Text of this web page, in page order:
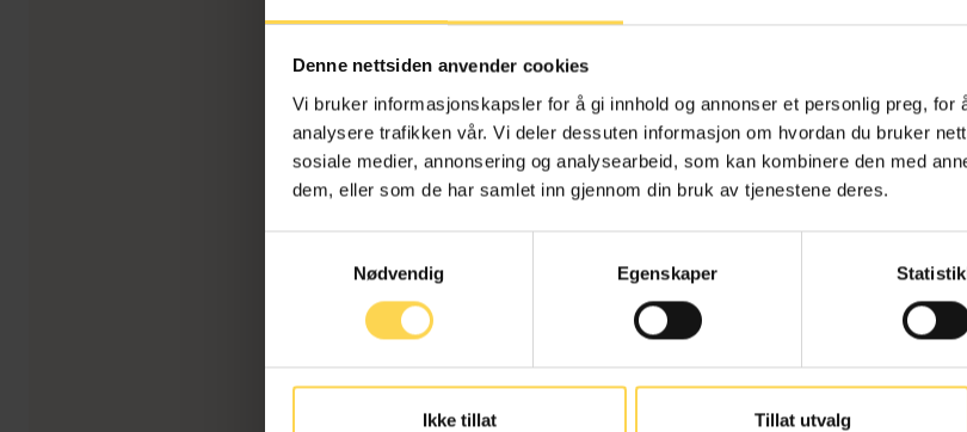
Denne nettsiden anvender cookies
Vi bruker informasjonskapsler for å gi innhold og annonser et personlig preg,
analysere trafikken vår. Vi deler dessuten informasjon om hvordan du bruker
sosiale medier, annonsering og analysearbeid, som kan kombinere den med
dem, eller som de har samlet inn gjennom din bruk av tjenestene deres.
Nødvendig
Egenskaper
Ikke tillat Tillat utvalg
Stjernenote
Lov15. juni 2018 nr. 38om behandling av
personopplysninger (personopplysningsloven)
Justis- og beredskapsdepartementet (JD). Loven
forordningen har omfattende bestemmelser om
behandling av personopplysninger som har stor
innvirkning på både individer, privat næringsliv
april 2000 nr. 31. Forarbeidene til loven erProp.